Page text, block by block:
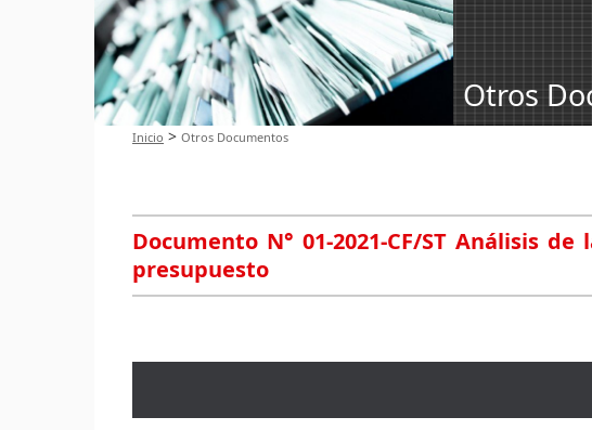
Otros
Inicio > Otros Documentos
Documento N° 01-2021-CF/ST Análisis
presupuesto